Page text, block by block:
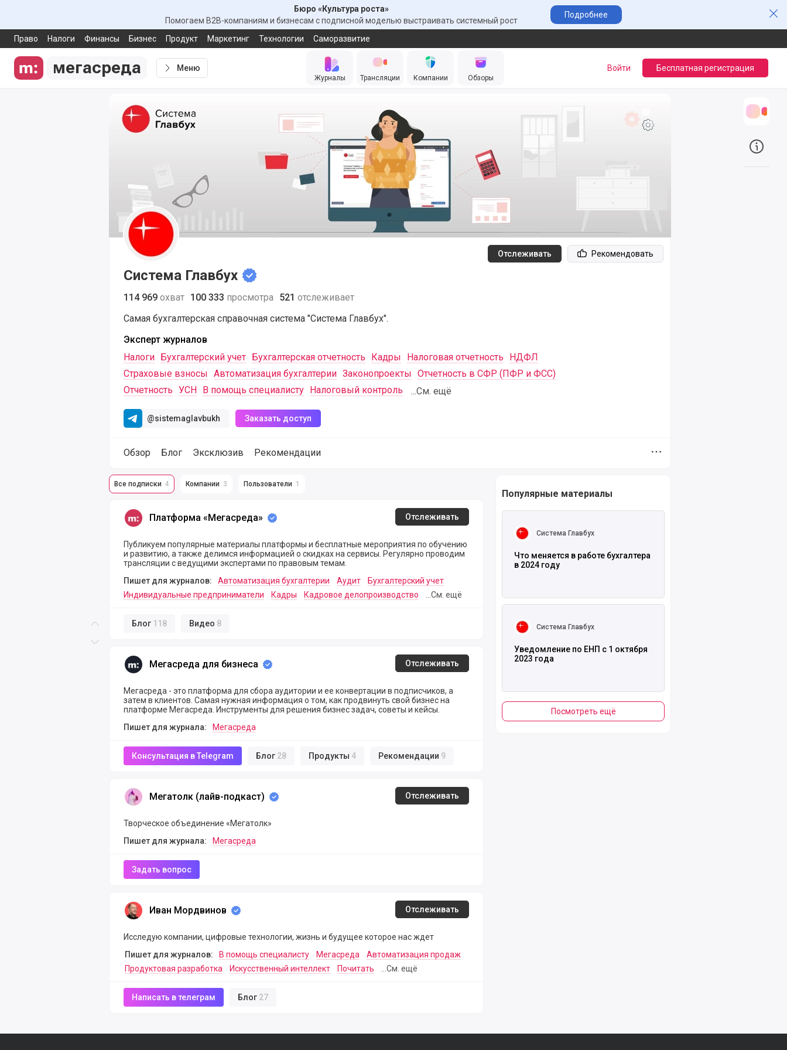
Бюро «Культура роста»
Помогаем B2B-компаниям и бизнесам с подписной моделью выстраивать системный рост
Подробнее
Право Налоги Финансы Бизнес Продукт Маркетинг Технологии Саморазвитие
мегасреда Меню
Журналы Трансляции Компании Обзоры
Войти Бесплатная регистрация
Скролл вниз
Отслеживать Рекомендовать
Система Главбух
114 969 охват 100 333 просмотра 521 отслеживает
Самая бухгалтерская справочная система "Система Главбух".
Эксперт журналов
Налоги Бухгалтерский учет Бухгалтерская отчетность Кадры Налоговая отчетность
НДФЛ
Страховые взносы Автоматизация бухгалтерии Законопроекты Отчетность в СФР (ПФР и ФСС)
Отчетность УСН В помощь специалисту Налоговый контроль ...См. ещё
@sistemaglavbukh Заказать доступ
Обзор Блог Эксклюзив Рекомендации Дополнительное меню
Все подписки 4 Компании 3 Пользователи 1
Подписка компании Система Главбух (@sistemaglavbukh) на журналы и авторов Мегасреды
Платформа «Мегасреда»
Платформа «Мегасреда» Отслеживать
Публикуем популярные материалы платформы и бесплатные мероприятия по обучению
и развитию, а также делимся информацией о скидках на сервисы. Регулярно проводим
трансляции с ведущими экспертами по правовым темам.
Пишет для журналов:
Автоматизация бухгалтерии Аудит
Бухгалтерский учет
Индивидуальные предприниматели
Кадры Кадровое делопроизводство ...См. ещё
Блог 118 Видео 8
Мегасреда для бизнеса
Мегасреда для бизнеса Отслеживать
Мегасреда - это платформа для сбора аудитории и ее конвертации в подписчиков, а
затем в клиентов. Самая нужная информация о том, как продвинуть свой бизнес на
платформе Мегасреда. Инструменты для решения бизнес задач, советы и кейсы.
Пишет для журнала:
Мегасреда
Консультация в Telegram Блог 28 Продукты 4 Рекомендации 9
Мегатолк (лайв-подкаст)
Мегатолк (лайв-подкаст) Отслеживать
Творческое объединение «Мегатолк»
Пишет для журнала:
Мегасреда
Задать вопрос
Иван Мордвинов
Иван Мордвинов Отслеживать
Исследую компании, цифровые технологии, жизнь и будущее которое нас ждет
Пишет для журналов:
В помощь специалисту Мегасреда
Автоматизация продаж
Продуктовая разработка
Искусственный интеллект Почитать ...См. ещё
Написать в телеграм Блог 27
Популярные материалы
Система Главбух
Что меняется в работе бухгалтера
в 2024 году
Система Главбух
Уведомление по ЕНП с 1 октября
2023 года
Посмотреть ещё
О